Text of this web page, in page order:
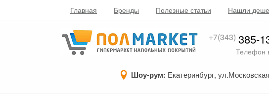
Главная Бренды Полезные статьи Нашли
+7(343) 385-
Телефон
Шоу-рум: Екатеринбург,